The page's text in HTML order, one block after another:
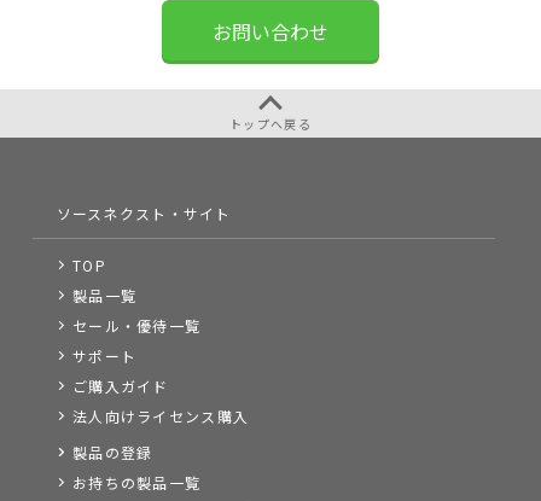
お問い合わせ
トップへ戻る
ソースネクスト・サイト
TOP
製品一覧
セール・優待一覧
サポート
ご購入ガイド
法人向けライセンス購入
製品の登録
お持ちの製品一覧